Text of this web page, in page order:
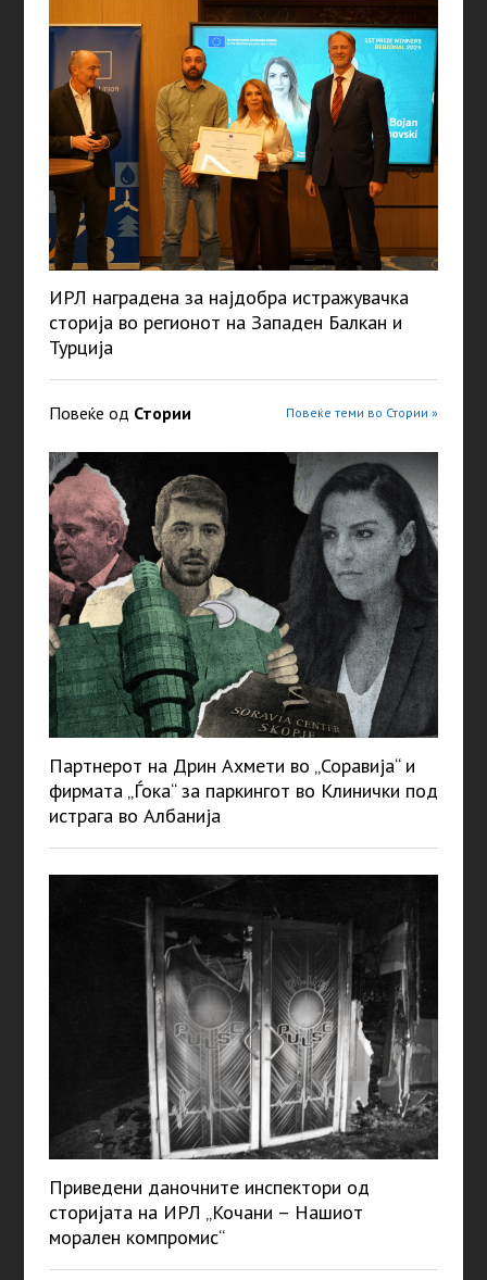
ИРЛ наградена за најдобра истражувачка
сторија во регионот на Западен Балкан и
Турција
Повеќе од Стории Повеќе теми во Стории »
Партнерот на Дрин Ахмети во „Соравија“ и
фирмата „Ѓока“ за паркингот во Клинички под
истрага во Албанија
Приведени даночните инспектори од
сторијата на ИРЛ „Кочани – Нашиот
морален компромис“